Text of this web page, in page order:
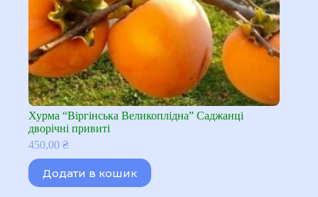
Хурма “Віргінська Великоплідна” Саджанці
дворічні привиті
450,00 ₴
Додати в кошик